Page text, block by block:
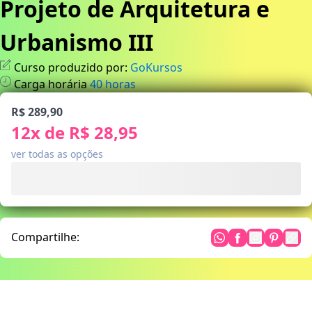
Projeto de Arquitetura e
Urbanismo III
Curso produzido por: GoKursos
Carga horária40horas
R$ 289,90
12x de R$ 28,95
ver todas as opções
Compartilhe: